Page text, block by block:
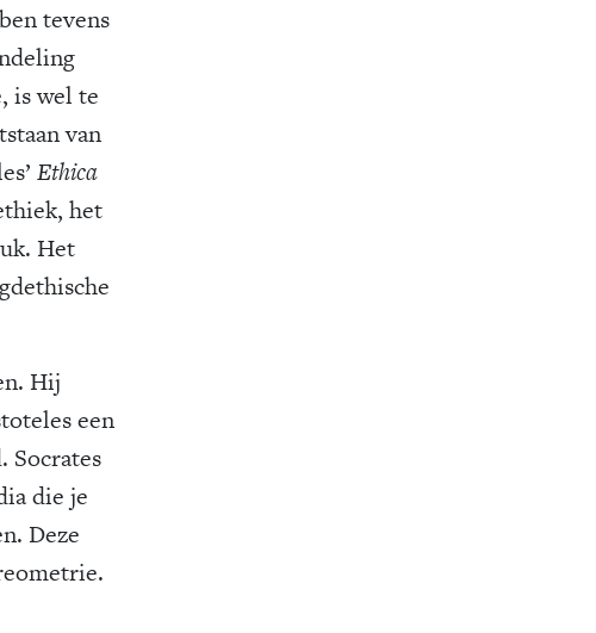
tevens
is wel te
van
Ethica
het
Het
Hij
een
Socrates
die je
Deze